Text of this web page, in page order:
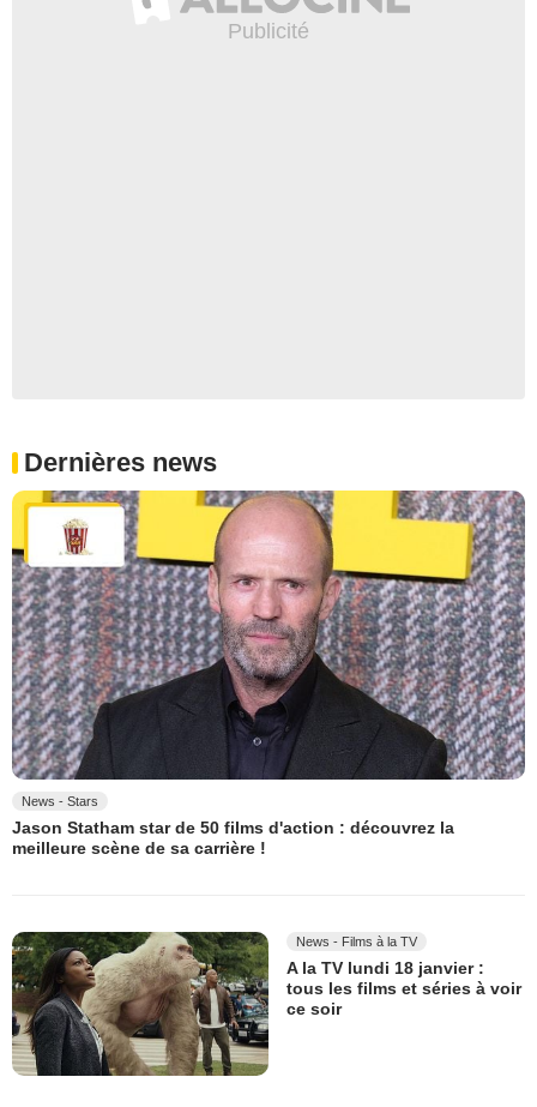
Dernières news
News - Stars
Jason Statham star de 50 films d'action : découvrez la
meilleure scène de sa carrière !
News - Films à la TV
A la TV lundi 18 janvier :
tous les films et séries à voir
ce soir